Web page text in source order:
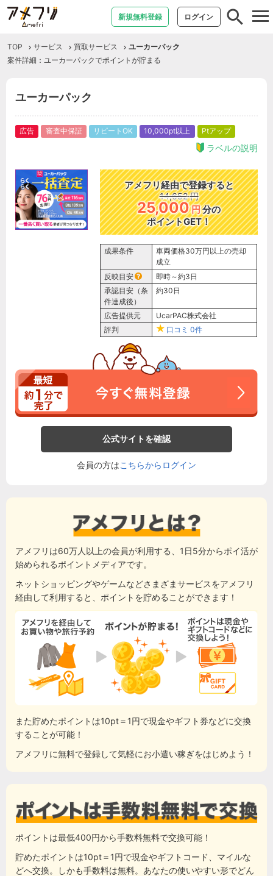
新規無料登録 ログイン
TOP サービス 買取サービス
ユーカーパック
案件詳細：ユーカーパックでポイントが貯まる
ユーカーパック
広告 審査中保証 リピートOK 10,000pt以上 Ptアップ
ラベルの説明
アメフリ経由で登録すると
14,652 円
25,000円分の
ポイントGET！
成果条件
車両価格30万円以上の売却
成立
反映目安
即時～約3日
承認目安（条
件達成後）
約30日
広告提供元
UcarPAC株式会社
評判
口コミ 0件
公式サイトを確認
会員の方はこちらからログイン
アメフリは60万人以上の会員が利用する、1日5分からポイ活が
始められるポイントメディアです。
ネットショッピングやゲームなどさまざまサービスをアメフリ
経由して利用すると、ポイントを貯めることができます！
また貯めたポイントは10pt＝1円で現金やギフト券などに交換
することが可能！
アメフリに無料で登録して気軽にお小遣い稼ぎをはじめよう！
ポイントは最低400円から手数料無料で交換可能！
貯めたポイントは10pt＝1円で現金やギフトコード、マイルな
どへ交換。しかも手数料は無料。あなたの使いやすい形でどん